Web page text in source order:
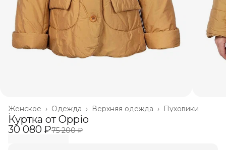
Пуховики
Верхняя одежда ›
Одежда ›
Женское ›
Главная ›
Куртка от Oppio
30 080 ₽75 200 ₽